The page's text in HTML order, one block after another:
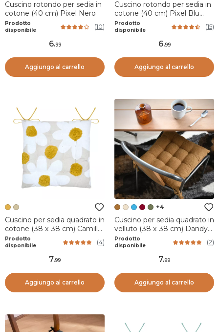
Cuscino rotondo per sedia in
cotone (40 cm) Pixel Nero
Prodotto
disponibile
(10)
6.99
Aggiungo al carrello
Cuscino rotondo per sedia in
cotone (40 cm) Pixel Blu
ottanio
Prodotto
disponibile
(15)
6.99
Aggiungo al carrello
Cuscino per sedia quadrato in
cotone (38 x 38 cm) Camille
Giallo senape
Prodotto
disponibile
(4)
7.99
Aggiungo al carrello
+4
Cuscino per sedia quadrato in
velluto (38 x 38 cm) Dandy
Camel
Prodotto
disponibile
(2)
7.99
Aggiungo al carrello